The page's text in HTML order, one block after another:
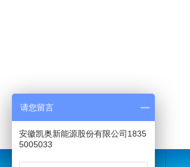
请您留言
安徽凯奥新能源股份有限公司1835
5005033